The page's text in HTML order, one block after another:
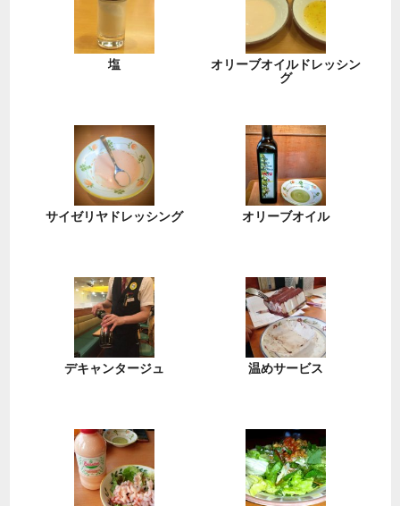
塩
オリーブオイルドレッシン
グ
サイゼリヤドレッシング オリーブオイル
デキャンタージュ 温めサービス